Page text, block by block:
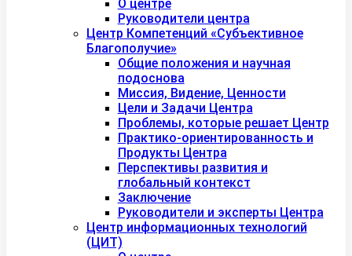
О центре
Руководители центра
Центр Компетенций «Субъективное
Благополучие»
Общие положения и научная
подоснова
Миссия, Видение, Ценности
Цели и Задачи Центра
Проблемы, которые решает Центр
Практико-ориентированность и
Продукты Центра
Перспективы развития и
глобальный контекст
Заключение
Руководители и эксперты Центра
Центр информационных технологий
(ЦИТ)